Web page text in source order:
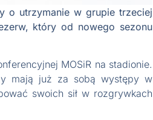
o utrzymanie w grupie trzeciej
który od nowego sezonu
MOSiR na stadionie.
mają już za sobą występy w
swoich sił w rozgrywkach